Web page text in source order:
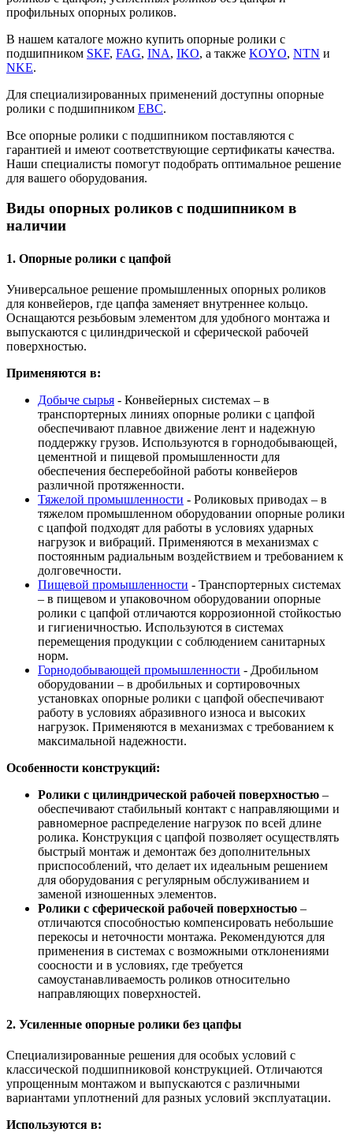
профильных опорных роликов.
В нашем каталоге можно купить опорные ролики с
подшипником SKF, FAG, INA, IKO, а также KOYO, NTN и
NKE.
Для специализированных применений доступны опорные
ролики с подшипником EBC.
Все опорные ролики с подшипником поставляются с
гарантией и имеют соответствующие сертификаты качества.
Наши специалисты помогут подобрать оптимальное решение
для вашего оборудования.
Виды опорных роликов с подшипником в
наличии
1. Опорные ролики с цапфой
Универсальное решение промышленных опорных роликов
для конвейеров, где цапфа заменяет внутреннее кольцо.
Оснащаются резьбовым элементом для удобного монтажа и
выпускаются с цилиндрической и сферической рабочей
поверхностью.
Применяются в:
Добыче сырья - Конвейерных системах – в
транспортерных линиях опорные ролики с цапфой
обеспечивают плавное движение лент и надежную
поддержку грузов. Используются в горнодобывающей,
цементной и пищевой промышленности для
обеспечения бесперебойной работы конвейеров
различной протяженности.
Тяжелой промышленности - Роликовых приводах – в
тяжелом промышленном оборудовании опорные ролики
с цапфой подходят для работы в условиях ударных
нагрузок и вибраций. Применяются в механизмах с
постоянным радиальным воздействием и требованием к
долговечности.
Пищевой промышленности - Транспортерных системах
– в пищевом и упаковочном оборудовании опорные
ролики с цапфой отличаются коррозионной стойкостью
и гигиеничностью. Используются в системах
перемещения продукции с соблюдением санитарных
норм.
Горнодобывающей промышленности - Дробильном
оборудовании – в дробильных и сортировочных
установках опорные ролики с цапфой обеспечивают
работу в условиях абразивного износа и высоких
нагрузок. Применяются в механизмах с требованием к
максимальной надежности.
Особенности конструкций:
Ролики с цилиндрической рабочей поверхностью –
обеспечивают стабильный контакт с направляющими и
равномерное распределение нагрузок по всей длине
ролика. Конструкция с цапфой позволяет осуществлять
быстрый монтаж и демонтаж без дополнительных
приспособлений, что делает их идеальным решением
для оборудования с регулярным обслуживанием и
заменой изношенных элементов.
Ролики с сферической рабочей поверхностью –
отличаются способностью компенсировать небольшие
перекосы и неточности монтажа. Рекомендуются для
применения в системах с возможными отклонениями
соосности и в условиях, где требуется
самоустанавливаемость роликов относительно
направляющих поверхностей.
2. Усиленные опорные ролики без цапфы
Специализированные решения для особых условий с
классической подшипниковой конструкцией. Отличаются
упрощенным монтажом и выпускаются с различными
вариантами уплотнений для разных условий эксплуатации.
Используются в: